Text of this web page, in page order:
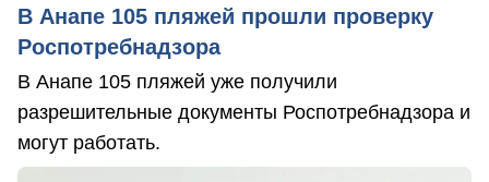
В Анапе 105 пляжей прошли проверку
Роспотребнадзора
В Анапе 105 пляжей уже получили
разрешительные документы Роспотребнадзора и
могут работать.